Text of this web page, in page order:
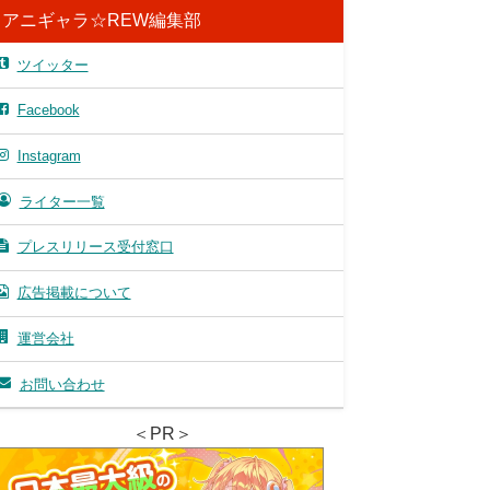
アニギャラ☆REW編集部
ツイッター
Facebook
Instagram
ライター一覧
プレスリリース受付窓口
広告掲載について
運営会社
お問い合わせ
＜PR＞